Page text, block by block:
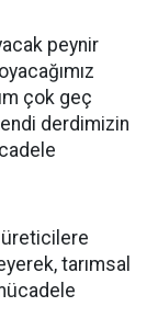
peynir
çok geç
derdimizin
üreticilere
tarımsal